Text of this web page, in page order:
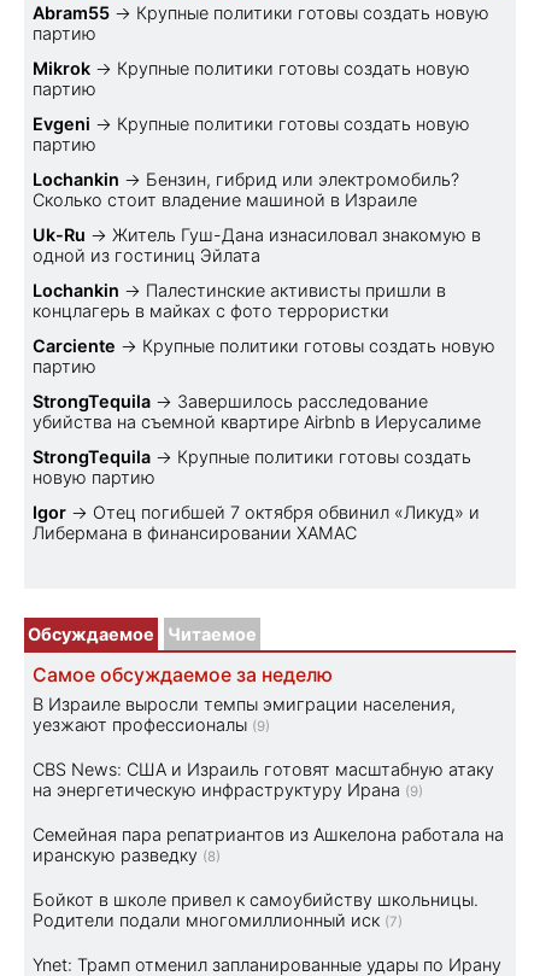
Abram55 → Крупные политики готовы создать новую
партию
Mikrok → Крупные политики готовы создать новую
партию
Evgeni → Крупные политики готовы создать новую
партию
Lochankin → Бензин, гибрид или электромобиль?
Cколько стоит владение машиной в Израиле
Uk-Ru → Житель Гуш-Дана изнасиловал знакомую в
одной из гостиниц Эйлата
Lochankin → Палестинские активисты пришли в
концлагерь в майках с фото террористки
Carciente → Крупные политики готовы создать новую
партию
StrongTequila → Завершилось расследование
убийства на съемной квартире Airbnb в Иерусалиме
StrongTequila → Крупные политики готовы создать
новую партию
Igor → Отец погибшей 7 октября обвинил «Ликуд» и
Либермана в финансировании ХАМАС
Обсуждаемое Читаемое
Самое обсуждаемое за неделю
В Израиле выросли темпы эмиграции населения,
уезжают профессионалы (9)
CBS News: США и Израиль готовят масштабную атаку
на энергетическую инфраструктуру Ирана (9)
Семейная пара репатриантов из Ашкелона работала на
иранскую разведку (8)
Бойкот в школе привел к самоубийству школьницы.
Родители подали многомиллионный иск (7)
Ynet: Трамп отменил запланированные удары по Ирану